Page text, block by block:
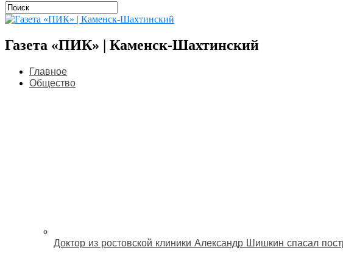
Газета «ПИК» | Каменск-Шахтинский
Главное
Общество
Доктор из ростовской клиники Александр Шишкин спасал